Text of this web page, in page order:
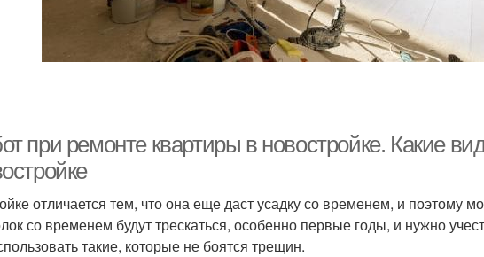
при ремонте квартиры в новостройке. Какие
отличается тем, что она еще даст усадку со временем, и поэтому
со временем будут трескаться, особенно первые годы, и нужно
такие, которые не боятся трещин.